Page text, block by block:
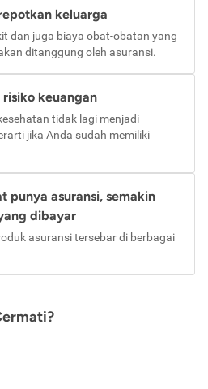
keluarga
dan juga biaya obat-obatan yang
ditanggung oleh asuransi.
keuangan
tidak lagi menjadi
jika Anda sudah memiliki
punya asuransi, semakin
dibayar
asuransi tersebar di berbagai